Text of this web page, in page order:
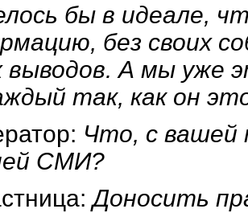
бы в идеале,
без своих
выводов. А мы уже
так, как он
Что, с вашей
СМИ?
Доносить